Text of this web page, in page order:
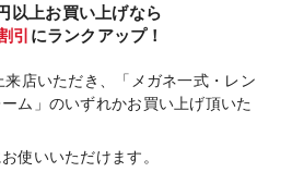
上お買い上げなら
引 にランクアップ！
来店いただき、「メガネ一式・レン
ム」のいずれかお買い上げ頂いた
使いいただけます。